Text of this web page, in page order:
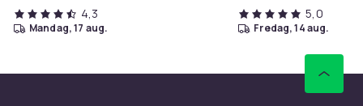
4,3
mandag, 17 aug.
5,0
fredag, 14 aug.